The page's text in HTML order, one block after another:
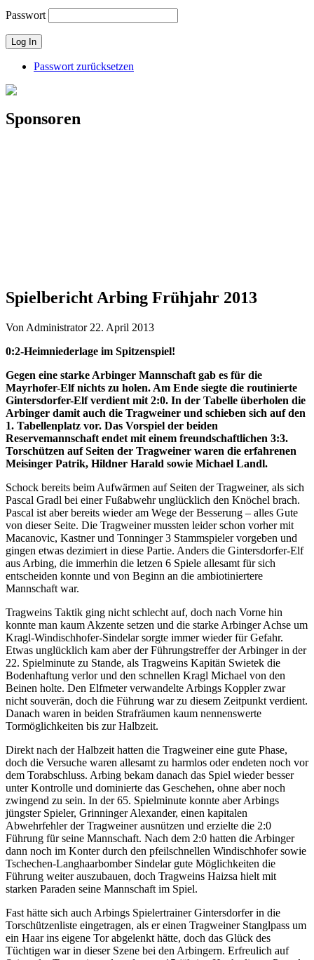
Passwort
Passwort zurücksetzen
Sponsoren
Spielbericht Arbing Frühjahr 2013
Von Administrator 22. April 2013
0:2-Heimniederlage im Spitzenspiel!
Gegen eine starke Arbinger Mannschaft gab es für die
Mayrhofer-Elf nichts zu holen. Am Ende siegte die routinierte
Gintersdorfer-Elf verdient mit 2:0. In der Tabelle überholen die
Arbinger damit auch die Tragweiner und schieben sich auf den
1. Tabellenplatz vor. Das Vorspiel der beiden
Reservemannschaft endet mit einem freundschaftlichen 3:3.
Torschützen auf Seiten der Tragweiner waren die erfahrenen
Meisinger Patrik, Hildner Harald sowie Michael Landl.
Schock bereits beim Aufwärmen auf Seiten der Tragweiner, als sich
Pascal Gradl bei einer Fußabwehr unglücklich den Knöchel brach.
Pascal ist aber bereits wieder am Wege der Besserung – alles Gute
von dieser Seite. Die Tragweiner mussten leider schon vorher mit
Macanovic, Kastner und Tonninger 3 Stammspieler vorgeben und
gingen etwas dezimiert in diese Partie. Anders die Gintersdorfer-Elf
aus Arbing, die immerhin die letzen 6 Spiele allesamt für sich
entscheiden konnte und von Beginn an die ambiotiniertere
Mannschaft war.
Tragweins Taktik ging nicht schlecht auf, doch nach Vorne hin
konnte man kaum Akzente setzen und die starke Arbinger Achse um
Kragl-Windischhofer-Sindelar sorgte immer wieder für Gefahr.
Etwas unglücklich kam aber der Führungstreffer der Arbinger in der
22. Spielminute zu Stande, als Tragweins Kapitän Swietek die
Bodenhaftung verlor und den schnellen Kragl Michael von den
Beinen holte. Den Elfmeter verwandelte Arbings Koppler zwar
nicht souverän, doch die Führung war zu diesem Zeitpunkt verdient.
Danach waren in beiden Strafräumen kaum nennenswerte
Tormöglichkeiten bis zur Halbzeit.
Direkt nach der Halbzeit hatten die Tragweiner eine gute Phase,
doch die Versuche waren allesamt zu harmlos oder endeten noch vor
dem Torabschluss. Arbing bekam danach das Spiel wieder besser
unter Kontrolle und dominierte das Geschehen, ohne aber noch
zwingend zu sein. In der 65. Spielminute konnte aber Arbings
jüngster Spieler, Grinninger Alexander, einen kapitalen
Abwehrfehler der Tragweiner ausnützen und erzielte die 2:0
Führung für seine Mannschaft. Nach dem 2:0 hatten die Arbinger
dann noch im Konter durch den pfeilschnellen Windischhofer sowie
Tschechen-Langhaarbomber Sindelar gute Möglichkeiten die
Führung weiter auszubauen, doch Tragweins Haizsa hielt mit
starken Paraden seine Mannschaft im Spiel.
Fast hätte sich auch Arbings Spielertrainer Gintersdorfer in die
Torschützenliste eingetragen, als er einen Tragweiner Stanglpass um
ein Haar ins eigene Tor abgelenkt hätte, doch das Glück des
Tüchtigen war in dieser Szene bei den Arbingern. Erfreulich auf